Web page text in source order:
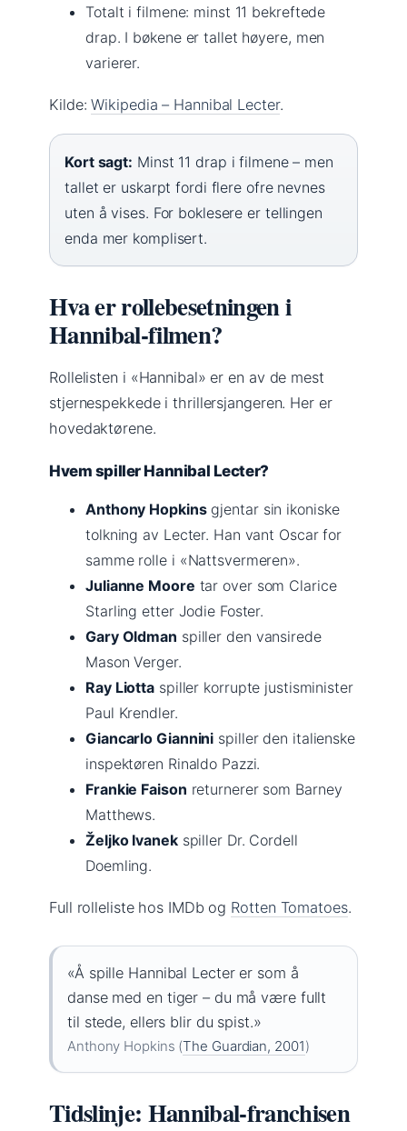
Totalt i filmene: minst 11 bekreftede
drap. I bøkene er tallet høyere, men
varierer.
Kilde:Wikipedia – Hannibal Lecter.
Kort sagt: Minst 11 drap i filmene – men
tallet er uskarpt fordi flere ofre nevnes
uten å vises. For boklesere er tellingen
enda mer komplisert.
Hva er rollebesetningen i
Hannibal-filmen?
Rollelisten i «Hannibal» er en av de mest
stjernespekkede i thrillersjangeren. Her er
hovedaktørene.
Hvem spiller Hannibal Lecter?
Anthony Hopkinsgjentar sin ikoniske
tolkning av Lecter. Han vant Oscar for
samme rolle i «Nattsvermeren».
Julianne Moore tar over som Clarice
Starling etter Jodie Foster.
Gary Oldman spiller den vansirede
Mason Verger.
Ray Liotta spiller korrupte justisminister
Paul Krendler.
Giancarlo Giannini spiller den italienske
inspektøren Rinaldo Pazzi.
Frankie Faison returnerer som Barney
Matthews.
Željko Ivanekspiller Dr. Cordell
Doemling.
Full rolleliste hos IMDb og Rotten Tomatoes.
«Å spille Hannibal Lecter er som å
danse med en tiger – du må være fullt
til stede, ellers blir du spist.»
Anthony Hopkins (The Guardian, 2001)
Tidslinje: Hannibal-franchisen